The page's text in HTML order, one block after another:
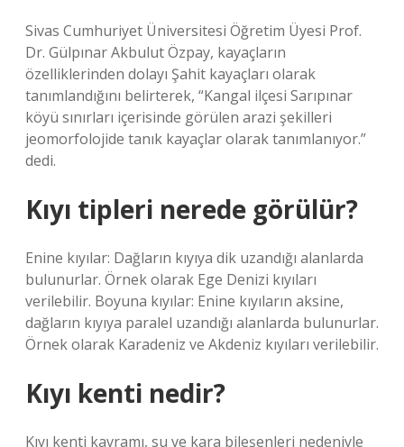
Sivas Cumhuriyet Üniversitesi Öğretim Üyesi Prof.
Dr. Gülpınar Akbulut Özpay, kayaçların
özelliklerinden dolayı Şahit kayaçları olarak
tanımlandığını belirterek, “Kangal ilçesi Sarıpınar
köyü sınırları içerisinde görülen arazi şekilleri
jeomorfolojide tanık kayaçlar olarak tanımlanıyor.”
dedi.
Kıyı tipleri nerede görülür?
Enine kıyılar: Dağların kıyıya dik uzandığı alanlarda
bulunurlar. Örnek olarak Ege Denizi kıyıları
verilebilir. Boyuna kıyılar: Enine kıyıların aksine,
dağların kıyıya paralel uzandığı alanlarda bulunurlar.
Örnek olarak Karadeniz ve Akdeniz kıyıları verilebilir.
Kıyı kenti nedir?
Kıyı kenti kavramı, su ve kara bileşenleri nedeniyle